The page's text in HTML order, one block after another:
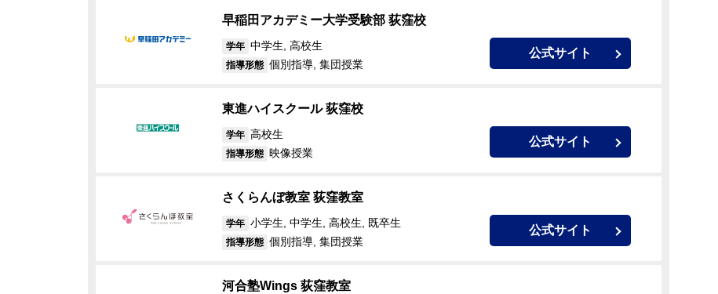
早稲田アカデミー大学受験部 荻窪校
学年 中学生, 高校生
指導形態 個別指導, 集団授業
公式サイト
東進ハイスクール 荻窪校
学年 高校生
指導形態 映像授業
公式サイト
さくらんぼ教室 荻窪教室
学年 小学生, 中学生, 高校生, 既卒生
指導形態 個別指導, 集団授業
公式サイト
河合塾Wings 荻窪教室